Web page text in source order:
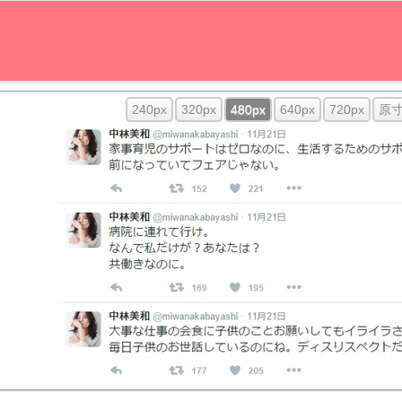
240px 320px 480px 640px 720px 原